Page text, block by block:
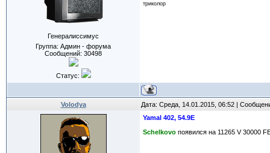
Генералиссимус
Группа: Админ - форума
Сообщений: 30498
Статус:
триколор
Volodya Дата: Среда, 14.01.2015, 06:52 |
Yamal 402, 54.9E
Schelkovo появился на 11265 V 30000